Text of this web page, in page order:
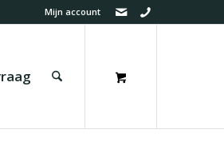
Mijn account